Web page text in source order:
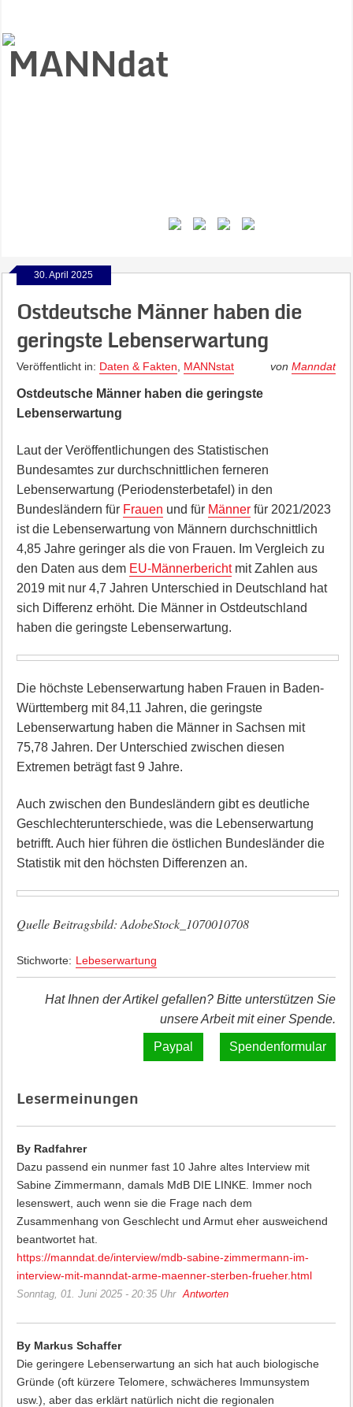
30. April 2025
Ostdeutsche Männer haben die
geringste Lebenserwartung
Veröffentlicht in: Daten & Fakten MANNstat vonManndat
Ostdeutsche Männer haben die geringste
Lebenserwartung
Laut der Veröffentlichungen des Statistischen
Bundesamtes zur durchschnittlichen ferneren
Lebenserwartung (Periodensterbetafel) in den
Bundesländern für Frauen und für Männerfür 2021/2023
ist die Lebenserwartung von Männern durchschnittlich
4,85 Jahre geringer als die von Frauen. Im Vergleich zu
den Daten aus dem EU-Männerberichtmit Zahlen aus
2019 mit nur 4,7 Jahren Unterschied in Deutschland hat
sich Differenz erhöht. Die Männer in Ostdeutschland
haben die geringste Lebenserwartung.
Die höchste Lebenserwartung haben Frauen in Baden-
Württemberg mit 84,11 Jahren, die geringste
Lebenserwartung haben die Männer in Sachsen mit
75,78 Jahren. Der Unterschied zwischen diesen
Extremen beträgt fast 9 Jahre.
Auch zwischen den Bundesländern gibt es deutliche
Geschlechterunterschiede, was die Lebenserwartung
betrifft. Auch hier führen die östlichen Bundesländer die
Statistik mit den höchsten Differenzen an.
Quelle Beitragsbild: AdobeStock_1070010708
Stichworte: Lebeserwartung
Hat Ihnen der Artikel gefallen? Bitte unterstützen Sie
unsere Arbeit mit einer Spende.
Spendenformular
Lesermeinungen
By Radfahrer
Dazu passend ein nunmer fast 10 Jahre altes Interview mit
Sabine Zimmermann, damals MdB DIE LINKE. Immer noch
lesenswert, auch wenn sie die Frage nach dem
Zusammenhang von Geschlecht und Armut eher ausweichend
beantwortet hat.
https://manndat.de/interview/mdb-sabine-zimmermann-im-
interview-mit-manndat-arme-maenner-sterben-frueher.html
Sonntag, 01. Juni 2025 - 20:35 Uhr Antworten
By Markus Schaffer
Die geringere Lebenserwartung an sich hat auch biologische
Gründe (oft kürzere Telomere, schwächeres Immunsystem
usw.), aber das erklärt natürlich nicht die regionalen